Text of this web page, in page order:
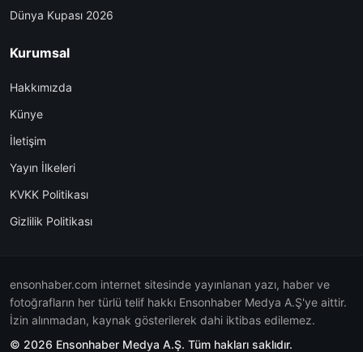
Dünya Kupası 2026
Kurumsal
Hakkımızda
Künye
İletişim
Yayın İlkeleri
KVKK Politikası
Gizlilik Politikası
ensonhaber.com internet sitesinde yayınlanan yazı, haber ve
fotoğrafların her türlü telif hakkı Ensonhaber Medya A.Ş'ye aittir.
İzin alınmadan, kaynak gösterilerek dahi iktibas edilemez.
© 2026 Ensonhaber Medya A.Ş. Tüm hakları saklıdır.